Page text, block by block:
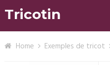
Tricotin
Home Exemples de tricot